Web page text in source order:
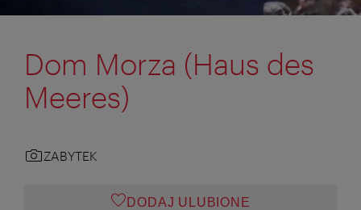
Dom Morza (Haus des
Meeres)
ZABYTEK
DODAJ ULUBIONE